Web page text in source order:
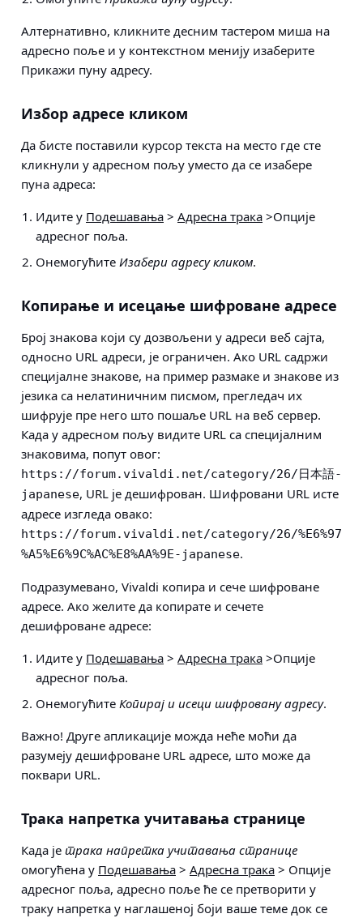
Алтернативно, кликните десним тастером миша на
адресно поље и у контекстном менију изаберите
Прикажи пуну адресу.
Избор адресе кликом
Да бисте поставили курсор текста на место где сте
кликнули у адресном пољу уместо да се изабере
пуна адреса:
Идите у Подешавања > Адресна трака >Опције
адресног поља.
Онемогућите Изабери адресу кликом.
Копирање и исецање шифроване адресе
Број знакова који су дозвољени у адреси веб сајта,
односно URL адреси, је ограничен. Ако URL садржи
специјалне знакове, на пример размаке и знакове из
језика са нелатиничним писмом, прегледач их
шифрује пре него што пошаље URL на веб сервер.
Када у адресном пољу видите URL са специјалним
знаковима, попут овог:
https://forum.vivaldi.net/category/26/日本語-
japanese, URL је дешифрован. Шифровани URL исте
адресе изгледа овако:
https://forum.vivaldi.net/category/26/%E6%97
%A5%E6%9C%AC%E8%AA%9E-japanese.
Подразумевано, Vivaldi копира и сече шифроване
адресе. Ако желите да копирате и сечете
дешифроване адресе:
Идите у Подешавања > Адресна трака >Опције
адресног поља.
Онемогућите Копирај и исеци шифровану адресу.
Важно! Друге апликације можда неће моћи да
разумеју дешифроване URL адресе, што може да
поквари URL.
Трака напретка учитавања странице
Када је трака напретка учитавања странице
омогућена у Подешавања > Адресна трака > Опције
адресног поља, адресно поље ће се претворити у
траку напретка у наглашеној боји ваше теме док се